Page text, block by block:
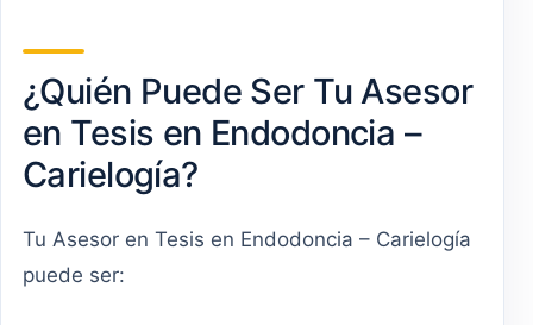
¿Quién Puede Ser Tu Asesor
en Tesis en Endodoncia –
Carielogía?
Tu Asesor en Tesis en Endodoncia – Carielogía
puede ser: